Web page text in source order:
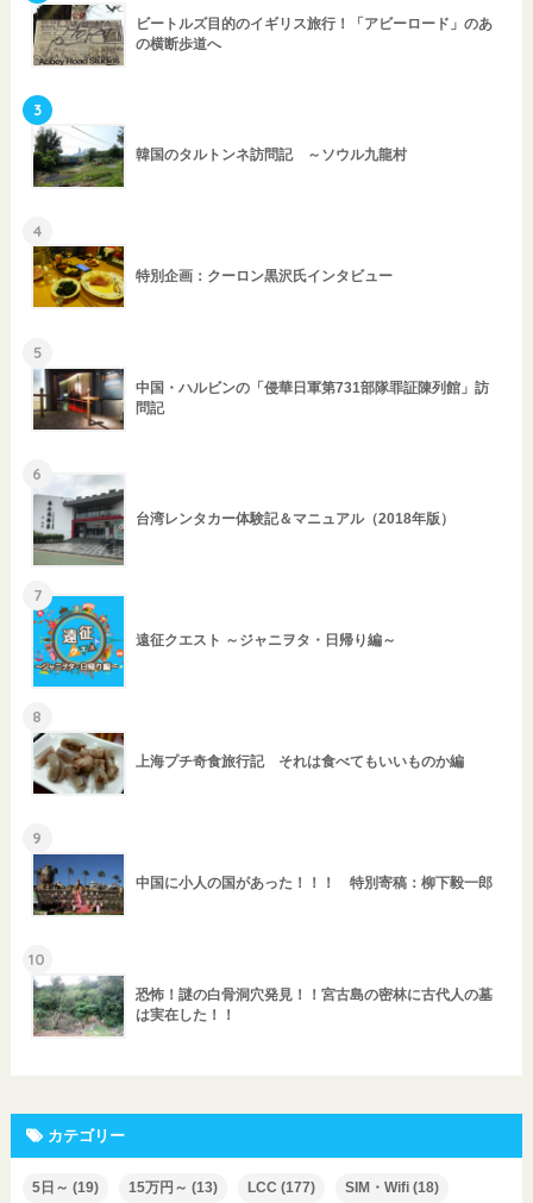
ビートルズ目的のイギリス旅行！「アビーロード」のあ
の横断歩道へ
3
韓国のタルトンネ訪問記 ～ソウル九龍村
4
特別企画：クーロン黒沢氏インタビュー
5
中国・ハルビンの「侵華日軍第731部隊罪証陳列館」訪
問記
6
台湾レンタカー体験記＆マニュアル（2018年版）
7
遠征クエスト ～ジャニヲタ・日帰り編～
8
上海プチ奇食旅行記 それは食べてもいいものか編
9
中国に小人の国があった！！！ 特別寄稿：柳下毅一郎
10
恐怖！謎の白骨洞穴発見！！宮古島の密林に古代人の墓
は実在した！！
カテゴリー
5日～ (19) 15万円～ (13) LCC (177) SIM・Wifi(18)